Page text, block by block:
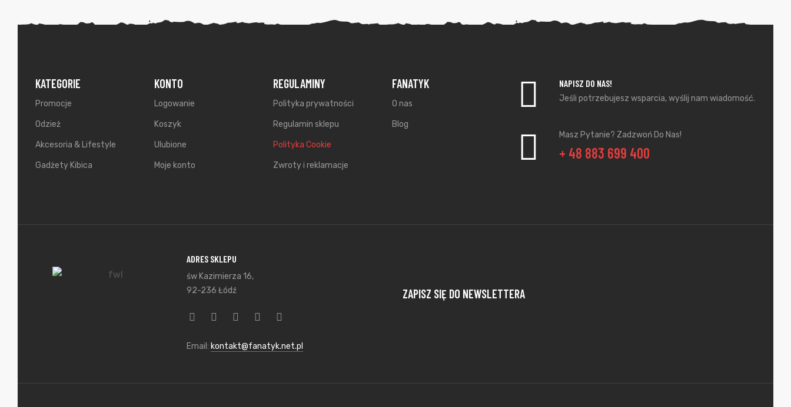
KATEGORIE
Promocje
Odzież
Akcesoria & Lifestyle
Gadżety Kibica
KONTO
Logowanie
Koszyk
Ulubione
Moje konto
REGULAMINY
Polityka prywatności
Regulamin sklepu
Polityka Cookie
Zwroty i reklamacje
FANATYK
O nas
Blog
NAPISZ DO NAS!
Jeśli potrzebujesz wsparcia, wyślij nam wiadomość.
Masz Pytanie? Zadzwoń Do Nas!
+ 48 883 699 400
ADRES SKLEPU
św Kazimierza 16,
92-236 Łódź
Email: kontakt@fanatyk.net.pl
ZAPISZ SIĘ DO NEWSLETTERA